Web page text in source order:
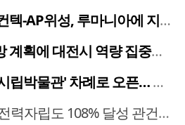
위성, 루마니아에 지상국 시스템 전수
획에 대전시 역량 집중해야
차례로 오픈… 고운동 정주여건 좋아진다
도 108% 달성 관건은 '주민 수용성'